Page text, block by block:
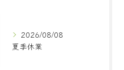
2026/08/08
夏季休業